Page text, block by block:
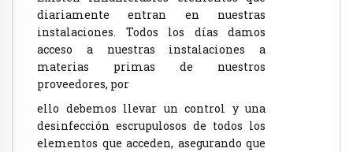
diariamente entran en nuestras
instalaciones. Todos los días damos
acceso a nuestras instalaciones a
materias primas de nuestros
proveedores, por
ello debemos llevar un control y una
desinfección escrupulosos de todos los
elementos que acceden, asegurando que